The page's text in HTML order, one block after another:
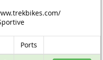
Ports